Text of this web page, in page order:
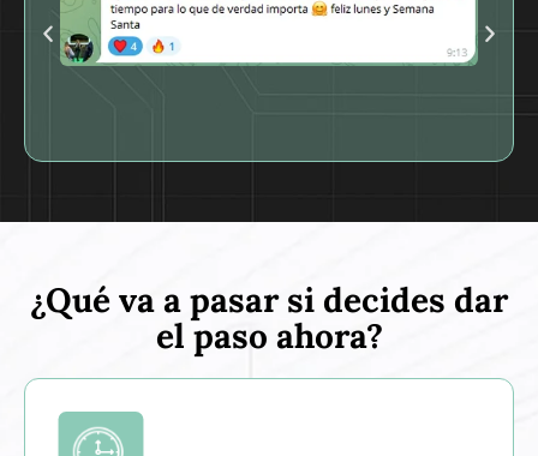
¿Qué va a pasar si decides dar
el paso ahora?